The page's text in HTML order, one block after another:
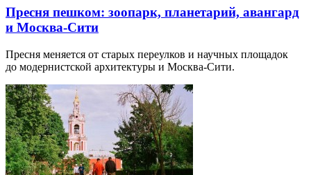
Пресня пешком: зоопарк, планетарий, авангард
и Москва-Сити
Пресня меняется от старых переулков и научных площадок
до модернистской архитектуры и Москва-Сити.